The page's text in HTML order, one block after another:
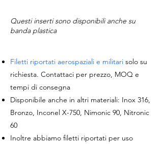
Questi inserti sono disponibili anche su
banda plastica
Filetti riportati aerospaziali e militari solo su
richiesta. Contattaci per prezzo, MOQ e
tempi di consegna
Disponibile anche in altri materiali: Inox 316,
Bronzo, Inconel X-750, Nimonic 90, Nitronic
60
Inoltre abbiamo filetti riportati per uso